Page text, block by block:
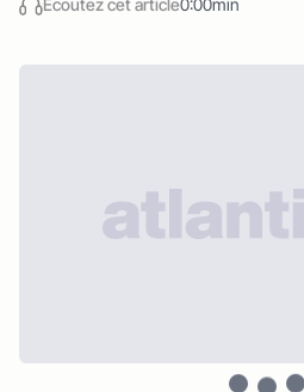
Écoutez cet article0:00min